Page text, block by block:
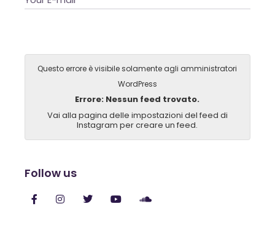
Questo errore è visibile solamente agli amministratori
WordPress
Errore: Nessun feed trovato.
Vai alla pagina delle impostazioni del feed di
Instagram per creare un feed.
Follow us